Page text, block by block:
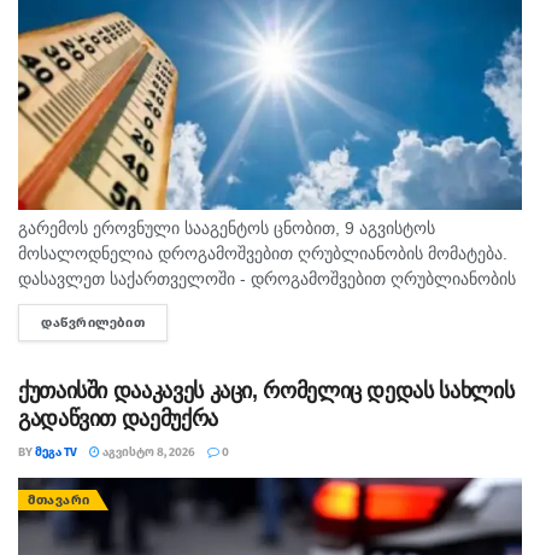
გარემოს ეროვნული სააგენტოს ცნობით, 9 აგვისტოს
მოსალოდნელია დროგამოშვებით ღრუბლიანობის მომატება.
დასავლეთ საქართველოში - დროგამოშვებით ღრუბლიანობის
მომატება. უმეტეს რაიონში ხანმოკლე წვიმა და ელჭექი, ზოგან
ძლიერი. დასავლეთის ქარი 10-15 მ/წმ, ელჭექის დროს
ᲓᲐᲬᲕᲠᲘᲚᲔᲑᲘᲗ
ქუთაისში დააკავეს კაცი, რომელიც დედას სახლის
გადაწვით დაემუქრა
BYᲛᲔᲒᲐ TV ᲐᲒᲕᲘᲡᲢᲝ 8, 2026 0
ᲛᲗᲐᲕᲐᲠᲘ